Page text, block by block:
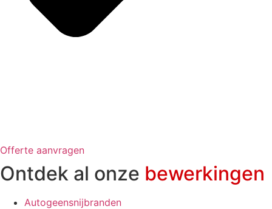
Offerte aanvragen
Ontdek al onze bewerkingen
Autogeensnijbranden